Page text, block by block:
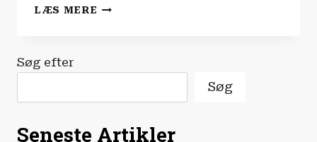
LÆS MERE FILM-
Søg efter
Søg
Seneste Artikler